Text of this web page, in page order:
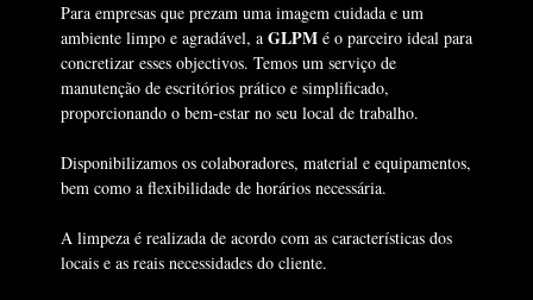
Para empresas que prezam uma imagem cuidada e um
ambiente limpo e agradável, a GLPM é o parceiro ideal para
concretizar esses objectivos. Temos um serviço de
manutenção de escritórios prático e simplificado,
proporcionando o bem-estar no seu local de trabalho.
Disponibilizamos os colaboradores, material e equipamentos,
bem como a flexibilidade de horários necessária.
A limpeza é realizada de acordo com as características dos
locais e as reais necessidades do cliente.